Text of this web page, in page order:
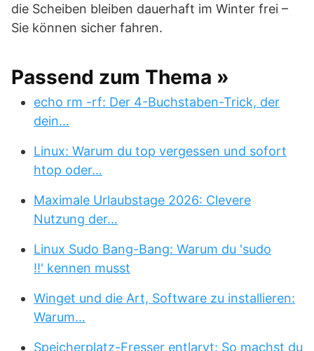
die Scheiben bleiben dauerhaft im Winter frei –
Sie können sicher fahren.
Passend zum Thema »
echo rm -rf: Der 4-Buchstaben-Trick, der
dein…
Linux: Warum du top vergessen und sofort
htop oder…
Maximale Urlaubstage 2026: Clevere
Nutzung der…
Linux Sudo Bang-Bang: Warum du 'sudo
!!' kennen musst
Winget und die Art, Software zu installieren:
Warum…
Speicherplatz-Fresser entlarvt: So machst du